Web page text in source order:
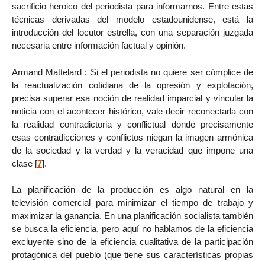
sacrificio heroico del periodista para informarnos. Entre estas
técnicas derivadas del modelo estadounidense, está la
introducción del locutor estrella, con una separación juzgada
necesaria entre información factual y opinión.
Armand Mattelard : Si el periodista no quiere ser cómplice de
la reactualización cotidiana de la opresión y explotación,
precisa superar esa noción de realidad imparcial y vincular la
noticia con el acontecer histórico, vale decir reconectarla con
la realidad contradictoria y conflictual donde precisamente
esas contradicciones y conflictos niegan la imagen armónica
de la sociedad y la verdad y la veracidad que impone una
clase [7].
La planificación de la producción es algo natural en la
televisión comercial para minimizar el tiempo de trabajo y
maximizar la ganancia. En una planificación socialista también
se busca la eficiencia, pero aquí no hablamos de la eficiencia
excluyente sino de la eficiencia cualitativa de la participación
protagónica del pueblo (que tiene sus características propias